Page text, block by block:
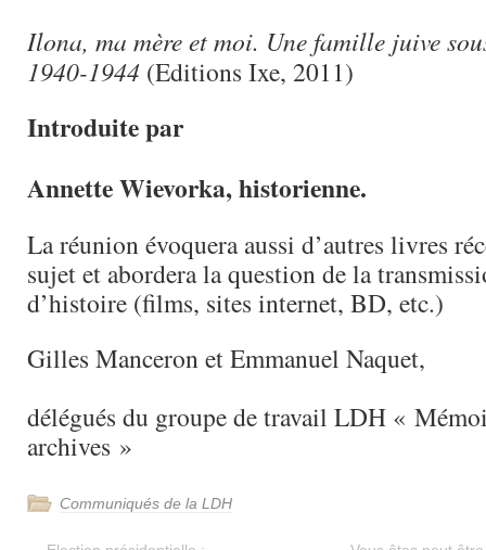
Ilona, ma mère et moi. Une famille juive
1940-1944 (Editions Ixe, 2011)
Introduite par
Annette Wievorka, historienne.
La réunion évoquera aussi d’autres livres
sujet et abordera la question de la
d’histoire (films, sites internet, BD, etc.)
Gilles Manceron et Emmanuel Naquet,
délégués du groupe de travail LDH «
archives »
Communiqués de la LDH